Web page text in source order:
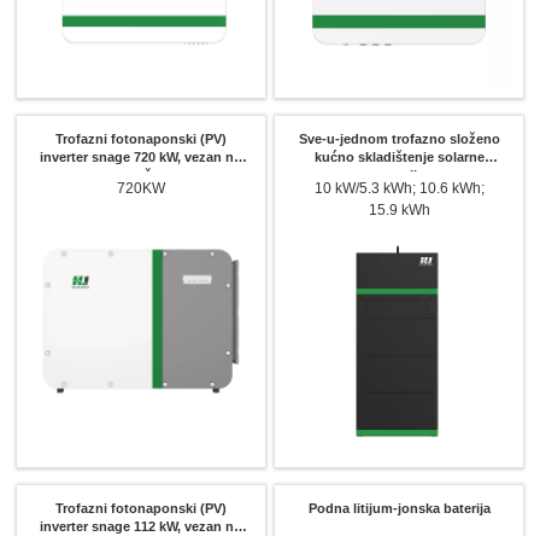
Trofazni fotonaponski (PV)
inverter snage 720 kW, vezan na
mrežu
720KW
Sve-u-jednom trofazno složeno
kućno skladištenje solarne
energije
10 kW/5.3 kWh; 10.6 kWh;
15.9 kWh
Trofazni fotonaponski (PV)
inverter snage 112 kW, vezan na
Podna litijum-jonska baterija